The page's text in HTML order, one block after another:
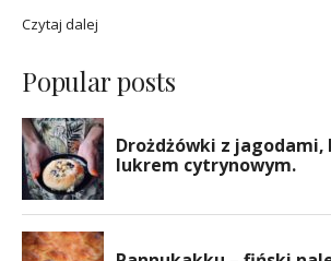
Czytaj dalej
Popular posts